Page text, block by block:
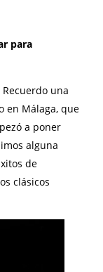
para
una
en Málaga, que
a poner
alguna
de
clásicos